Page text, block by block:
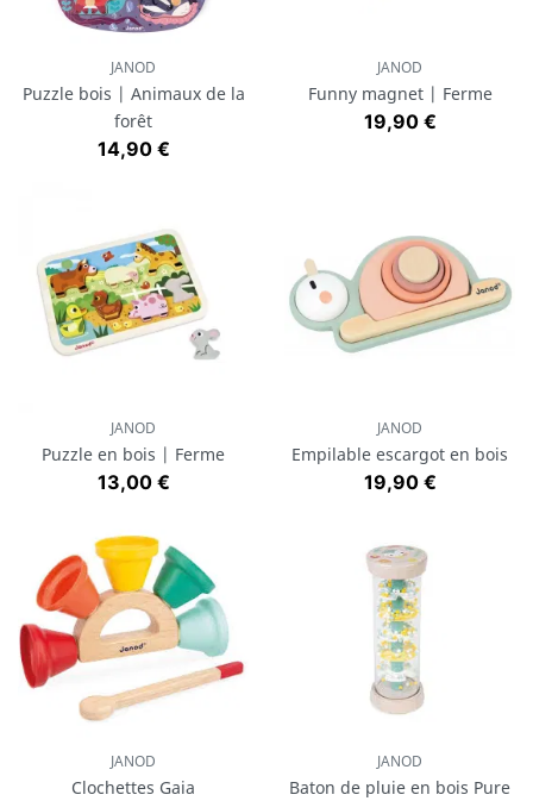
JANOD
Puzzle bois | Animaux de la
forêt
Prix
14,90 €
JANOD
Funny magnet | Ferme
Prix
19,90 €
JANOD
Puzzle en bois | Ferme
Prix
13,00 €
JANOD
Empilable escargot en bois
Prix
19,90 €
JANOD
Clochettes Gaia
JANOD
Baton de pluie en bois Pure